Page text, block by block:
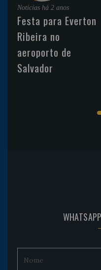
Noticias há 2 anos
Festa para Everton
Ribeira no
aeroporto de
Salvador